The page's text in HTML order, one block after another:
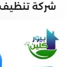
شركة تنظيف